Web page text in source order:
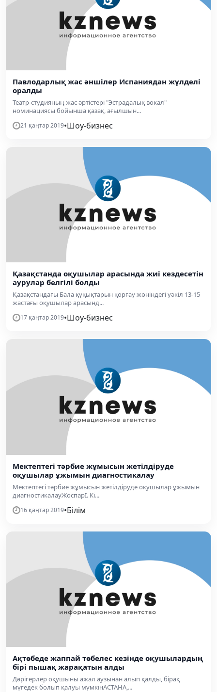
Павлодарлық жас әншілер Испаниядан жүлделі
оралды
Театр-студияның жас әртістері "Эстрадалық вокал"
номинациясы бойынша қазақ, ағылшын...
21 қаңтар 2019•Шоу-бизнес
Қазақстанда оқушылар арасында жиі кездесетін
аурулар белгілі болды
Қазақстандағы Бала құқықтарын қорғау жөніндегі уәкіл 13-15
жастағы оқушылар арасынд...
17 қаңтар 2019•Шоу-бизнес
Мектептегі тәрбие жұмысын жетілдіруде
оқушылар ұжымын диагностикалау
Мектептегі тәрбие жұмысын жетілдіруде оқушылар ұжымын
диагностикалауЖоспарІ. Кі...
16 қаңтар 2019•Білім
Ақтөбеде жаппай төбелес кезінде оқушылардың
бірі пышақ жарақатын алды
Дәрігерлер оқушыны ажал аузынан алып қалды, бірақ
мүгедек болып қалуы мүмкінАСТАНА,...